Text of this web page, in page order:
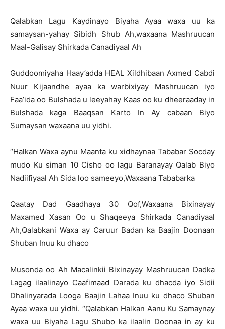
Qalabkan Lagu Kaydinayo Biyaha Ayaa waxa uu ka
samaysan-yahay Sibidh Shub Ah,waxaana Mashruucan
Maal-Galisay Shirkada Canadiyaal Ah
Guddoomiyaha Haay’adda HEAL Xildhibaan Axmed Cabdi
Nuur Kijaandhe ayaa ka warbixiyay Mashruucan iyo
Faa’ida oo Bulshada u leeyahay Kaas oo ku dheeraaday in
Bulshada kaga Baaqsan Karto In Ay cabaan Biyo
Sumaysan waxaana uu yidhi.
“Halkan Waxa aynu Maanta ku xidhaynaa Tababar Socday
mudo Ku siman 10 Cisho oo lagu Baranayay Qalab Biyo
Nadiifiyaal Ah Sida loo sameeyo,Waxaana Tababarka
Qaatay Dad Gaadhaya 30 Qof,Waxaana Bixinayay
Maxamed Xasan Oo u Shaqeeya Shirkada Canadiyaal
Ah,Qalabkani Waxa ay Caruur Badan ka Baajin Doonaan
Shuban Inuu ku dhaco
Musonda oo Ah Macalinkii Bixinayay Mashruucan Dadka
Lagag ilaalinayo Caafimaad Darada ku dhacda iyo Sidii
Dhalinyarada Looga Baajin Lahaa Inuu ku dhaco Shuban
Ayaa waxa uu yidhi. “Qalabkan Halkan Aanu Ku Samaynay
waxa uu Biyaha Lagu Shubo ka ilaalin Doonaa in ay ku